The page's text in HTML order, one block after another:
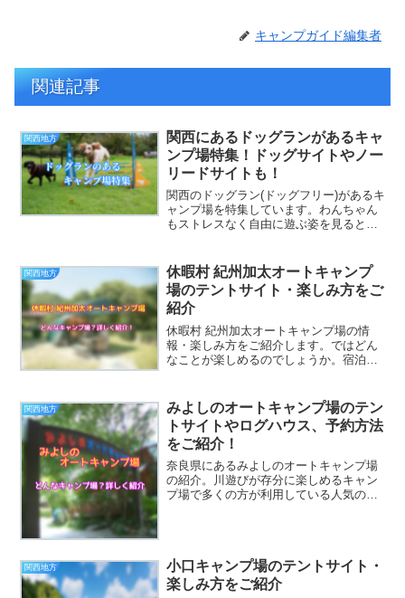
キャンプガイド編集者
関連記事
関西地方
関西にあるドッグランがあるキャ
ンプ場特集！ドッグサイトやノー
リードサイトも！
関西のドッグラン(ドッグフリー)があるキ
ャンプ場を特集しています。わんちゃん
もストレスなく自由に遊ぶ姿を見ると、
たくさん増えてきています。自然の中で
思いっきり走り回り、...
関西地方
休暇村 紀州加太オートキャンプ
場のテントサイト・楽しみ方をご
紹介
休暇村 紀州加太オートキャンプ場の情
報・楽しみ方をご紹介します。ではどん
なことが楽しめるのでしょうか。宿泊タ
ので、参考にしてください。休暇村 紀州
加太オートキャンプ場...
関西地方
みよしのオートキャンプ場のテン
トサイトやログハウス、予約方法
をご紹介！
奈良県にあるみよしのオートキャンプ場
の紹介。川遊びが存分に楽しめるキャン
プ場で多くの方が利用している人気のキ
関西地方
小口キャンプ場のテントサイト・
楽しみ方をご紹介